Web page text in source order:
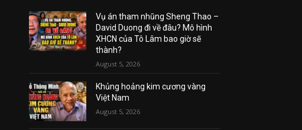
Vụ án tham nhũng Sheng Thao –
David Duong đi về đâu? Mô hình
XHCN của Tô Lâm bao giờ sẽ
thành?
August 5, 2026
Khủng hoảng kim cương vàng
Việt Nam
August 5, 2026